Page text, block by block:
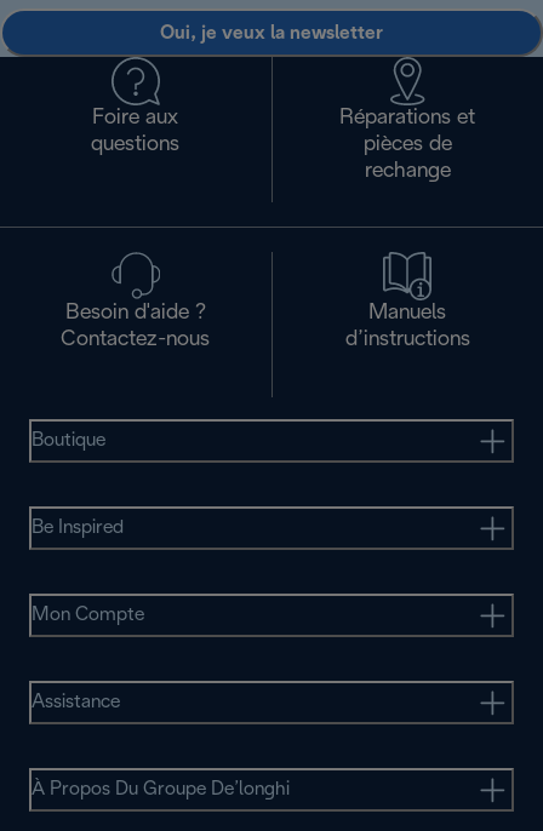
Oui, je veux la newsletter
Foire aux
questions
Réparations et
pièces de
rechange
Besoin d'aide ?
Contactez-nous
Manuels
d’instructions
Boutique
Be Inspired
Mon Compte
Assistance
À Propos Du Groupe De’longhi